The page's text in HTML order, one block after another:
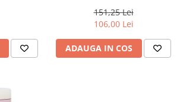
151,25 Lei
106,00 Lei
ADAUGA IN COS